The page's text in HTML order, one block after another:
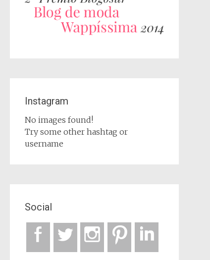
Instagram
No images found!
Try some other hashtag or
username
Social